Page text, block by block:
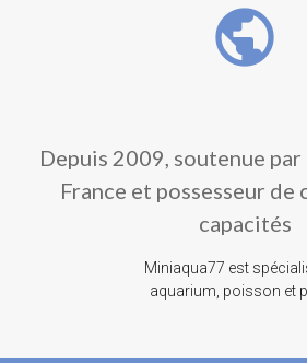
public
Depuis 2009, soutenue
France et possesseur
capacités
Miniaqua77 est
aquarium, poisson et